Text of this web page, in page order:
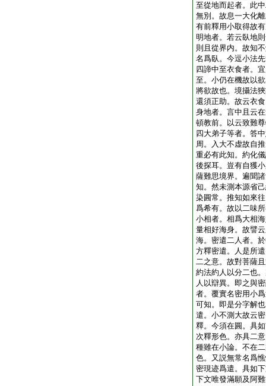
至從地而起者。此
無別。故息一大化
有前釋用小取得故
明地者。若云臥地
則且從界内。故知
名爲臥。今逗小法
四諦中至衣食者。
至。小仍在機故以
將欲故也。境攝法
還須正助。故云衣
身地者。言中且云
頓教前。以云致難
四大弟子等者。答
周。入大不虚故自
重必有此知。約化
後探耳。豈有自獲
薩難思境界。遍聞
知。然未測本源省
染圓常。推知如來
爲希有。故以二味
小相者。相爲大相
量相好海身。故譬
海。密遣二人者。
方釋密遣。人是所
二之意。故對菩薩
約法約人以分二也
人以辯異。即之與
者。覆實名密用小
可知。即是分字解
遣。小不測大故云
釋。今須在圓。具
次釋形色。亦具二
種雖在小論。不在
色。又説無常名爲
密現迹爲遣。具如
下文唯發滿願及阿